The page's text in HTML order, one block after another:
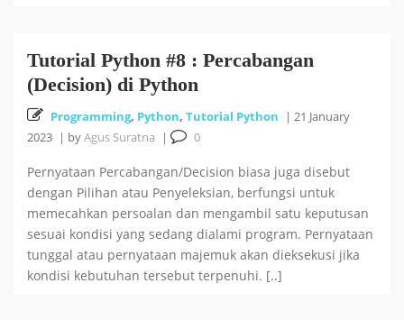
Tutorial Python #8 : Percabangan
(Decision) di Python
Programming, Python, Tutorial Python | 21 January
2023 | byAgus Suratna | 0
Pernyataan Percabangan/Decision biasa juga disebut
dengan Pilihan atau Penyeleksian, berfungsi untuk
memecahkan persoalan dan mengambil satu keputusan
sesuai kondisi yang sedang dialami program. Pernyataan
tunggal atau pernyataan majemuk akan dieksekusi jika
kondisi kebutuhan tersebut terpenuhi. [..]